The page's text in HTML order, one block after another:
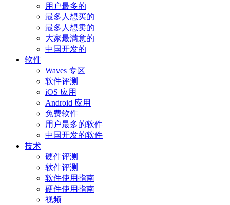
用户最多的
最多人想买的
最多人想卖的
大家最满意的
中国开发的
软件
Waves 专区
软件评测
iOS 应用
Android 应用
免费软件
用户最多的软件
中国开发的软件
技术
硬件评测
软件评测
软件使用指南
硬件使用指南
视频